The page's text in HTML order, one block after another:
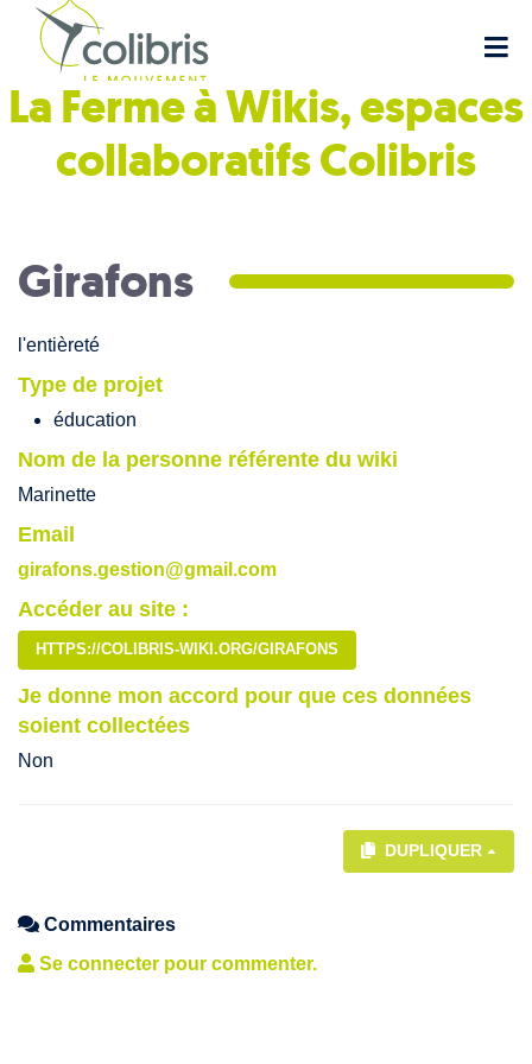
La Ferme à Wikis, espaces
collaboratifsColibris
Girafons
l'entièreté
Type de projet
éducation
Nom de la personne référente du wiki
Marinette
Email
girafons.gestion@gmail.com
Accéder au site :
HTTPS://COLIBRIS-WIKI.ORG/GIRAFONS
Je donne mon accord pour que ces données
soient collectées
Non
DUPLIQUER
Commentaires
Se connecter pour commenter.